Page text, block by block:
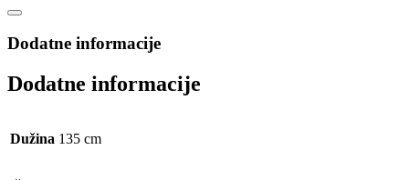
Dodatne informacije
Dodatne informacije
Dužina 135 cm